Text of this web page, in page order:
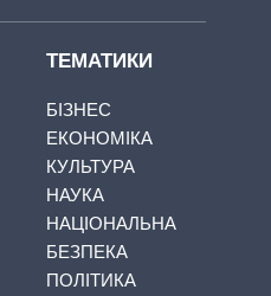
ТЕМАТИКИ
БІЗНЕС
ЕКОНОМІКА
КУЛЬТУРА
НАУКА
НАЦІОНАЛЬНА
БЕЗПЕКА
ПОЛІТИКА